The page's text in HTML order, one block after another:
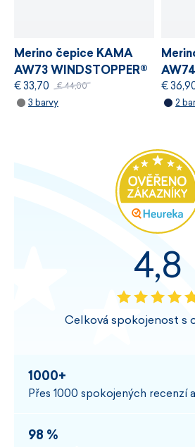
Merino čepice KAMA
AW73 WINDSTOPPER®
€ 33,70 € 44,00
3 barvy
€
2
4,8
Celková spokojenost s
1000+
Přes 1000 spokojených recenzí
98 %